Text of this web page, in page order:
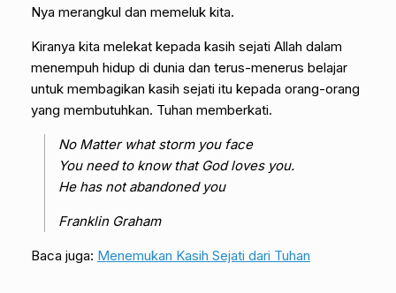
Nya merangkul dan memeluk kita.
Kiranya kita melekat kepada kasih sejati Allah dalam
menempuh hidup di dunia dan terus-menerus belajar
untuk membagikan kasih sejati itu kepada orang-orang
yang membutuhkan. Tuhan memberkati.
No Matter what storm you face
You need to know that God loves you.
He has not abandoned you
Franklin Graham
Baca juga: Menemukan Kasih Sejati dari Tuhan